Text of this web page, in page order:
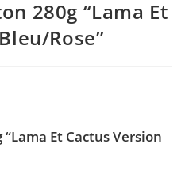
280g “Lama Et
Rose”
Et Cactus Version